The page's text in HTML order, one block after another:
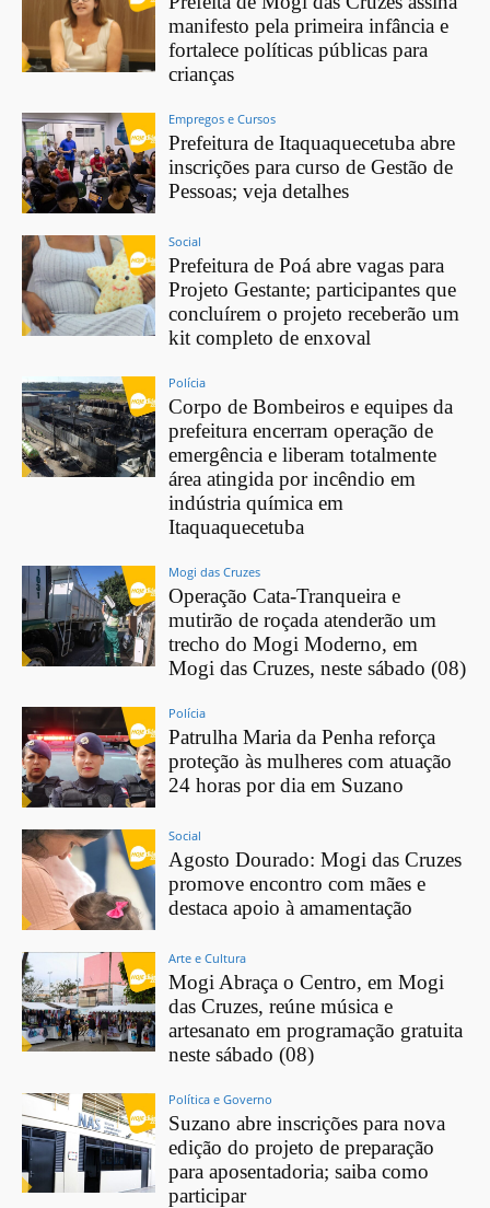
manifesto pela primeira infância e
fortalece políticas públicas para
crianças
Empregos e Cursos
Prefeitura de Itaquaquecetuba abre
inscrições para curso de Gestão de
Pessoas; veja detalhes
Social
Prefeitura de Poá abre vagas para
Projeto Gestante; participantes que
concluírem o projeto receberão um
kit completo de enxoval
Polícia
Corpo de Bombeiros e equipes da
prefeitura encerram operação de
emergência e liberam totalmente
área atingida por incêndio em
indústria química em
Itaquaquecetuba
Mogi das Cruzes
Operação Cata-Tranqueira e
mutirão de roçada atenderão um
trecho do Mogi Moderno, em
Mogi das Cruzes, neste sábado (08)
Polícia
Patrulha Maria da Penha reforça
proteção às mulheres com atuação
24 horas por dia em Suzano
Social
Agosto Dourado: Mogi das Cruzes
promove encontro com mães e
destaca apoio à amamentação
Arte e Cultura
Mogi Abraça o Centro, em Mogi
das Cruzes, reúne música e
artesanato em programação gratuita
neste sábado (08)
Política e Governo
Suzano abre inscrições para nova
edição do projeto de preparação
para aposentadoria; saiba como
participar